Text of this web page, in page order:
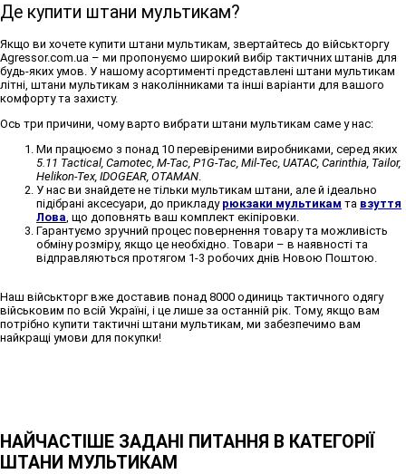
Де купити штани мультикам?
Якщо ви хочете купити штани мультикам , звертайтесь до військторгу
Agressor.com.ua – ми пропонуємо широкий вибір тактичних штанів для
будь-яких умов. У нашому асортименті представлені штани мультикам
літні штани мультикам з наколінниками та інші варіанти для вашого
комфорту та захисту.
Ось три причини, чому варто вибрати штани мультикам саме у нас:
Ми працюємо з понад 10 перевіреними виробниками, серед яких
5.11 Tactical, Camotec, M-Tac, P1G-Tac, Mil-Tec, UATAC, Carinthia, Tailor,
Helikon-Tex, IDOGEAR, OTAMAN
У нас ви знайдете не тільки мультикам штани , але й ідеально
підібрані аксесуари, до прикладу рюкзаки мультикам та взуття
Лова , що доповнять ваш комплект екіпіровки.
Гарантуємо зручний процес повернення товару та можливість
обміну розміру, якщо це необхідно. Товари – в наявності та
відправляються протягом 1-3 робочих днів Новою Поштою.
Наш військторг вже доставив понад 8000 одиниць тактичного одягу
військовим по всій Україні, і це лише за останній рік. Тому, якщо вам
потрібно купити тактичні штани мультикам , ми забезпечимо вам
найкращі умови для покупки!
НАЙЧАСТІШЕ ЗАДАНІ ПИТАННЯ В КАТЕГОРІЇ
ШТАНИ МУЛЬТИКАМ